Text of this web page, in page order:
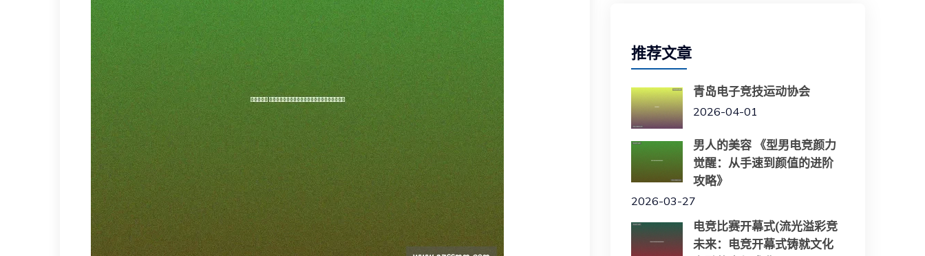
推荐文章
青岛电子竞技运动协会
2026-04-01
男人的美容 《型男电竞颜力
觉醒：从手速到颜值的进阶
攻略》
2026-03-27
电竞比赛开幕式(流光溢彩竞
未来：电竞开幕式铸就文化